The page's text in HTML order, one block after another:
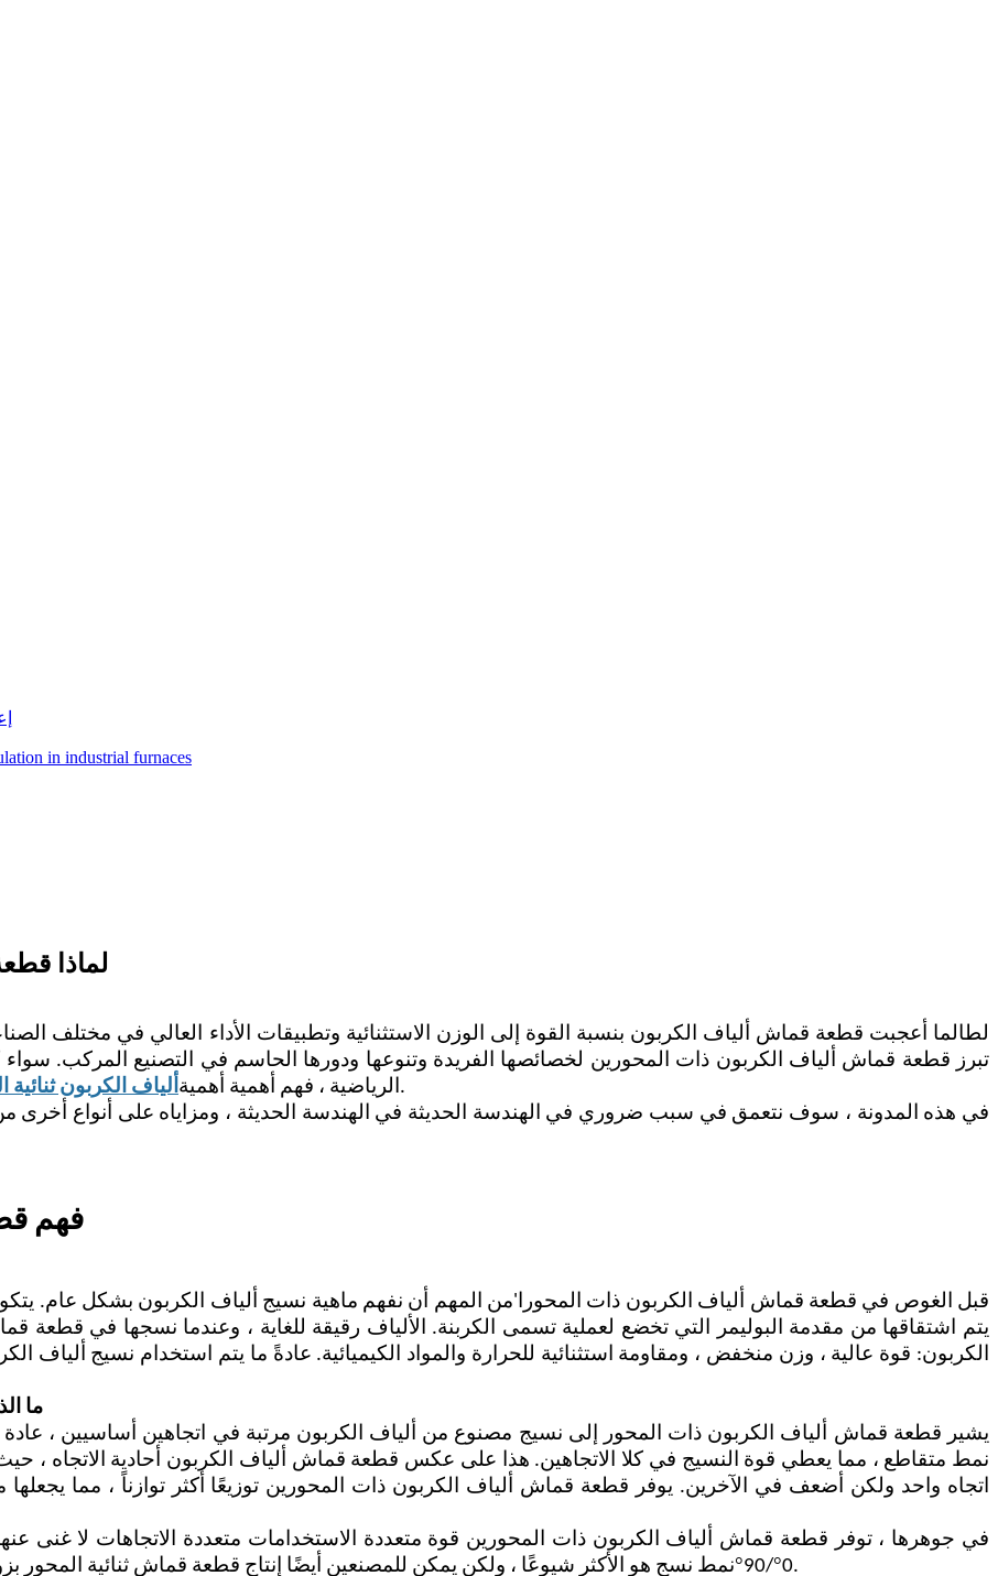
لماذا
لطالما أعجبت قطعة قماش ألياف الكربون بنسبة القوة إلى الوزن الاستثنائية وتطبيقات الأداء العالي في مختلف
تبرز قطعة قماش ألياف الكربون ذات المحورين لخصائصها الفريدة وتنوعها ودورها الحاسم في التصنيع المركب.
الرياضية ، فهم أهمية أهميةألياف الكربون ثنائية
يمكن للقطعة أن تحول كيفية تصميم وإنشاء وابتكار.
في هذه المدونة ، سوف نتعمق في سبب ضروري في الهندسة الحديثة في الهندسة الحديثة ، ومزاياه على أنواع
فهم
قبل الغوص في قطعة قماش ألياف الكربون ذات المحورا 'من المهم أن نفهم ماهية نسيج ألياف الكربون بشكل عام.
يتم اشتقاقها من مقدمة البوليمر التي تخضع لعملية تسمى الكربنة. الألياف رقيقة للغاية ، وعندما نسجها في قطعة
الكربون: قوة عالية ، وزن منخفض ، ومقاومة استثنائية للحرارة والمواد الكيميائية. عادةً ما يتم استخدام نسيج ألياف
ما
يشير قطعة قماش ألياف الكربون ذات المحور إلى نسيج مصنوع من ألياف الكربون مرتبة في اتجاهين أساسيين ، عادة
نمط متقاطع ، مما يعطي قوة النسيج في كلا الاتجاهين. هذا على عكس قطعة قماش ألياف الكربون أحادية الاتجاه ، حيث
اتجاه واحد ولكن أضعف في الآخرين. يوفر قطعة قماش ألياف الكربون ذات المحورين توزيعًا أكثر توازناً ، مما
في جوهرها ، توفر قطعة قماش ألياف الكربون ذات المحورين قوة متعددة الاستخدامات متعددة الاتجاهات لا غنى عنها
0
°
/90
°نمط نسج هو الأكثر شيوعًا ، ولكن يمكن للمصنعين أيضًا إنتاج قطعة قماش ثنائية المحور ، اعتمادا على احتياجات التطبيق.